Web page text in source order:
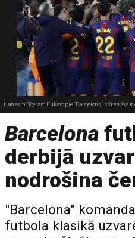
Hansam Dīteram Flikam pie "Barcelona" stūres šis
Barcelona
derbijā
nodrošina
"Barcelona"
futbola klasikā